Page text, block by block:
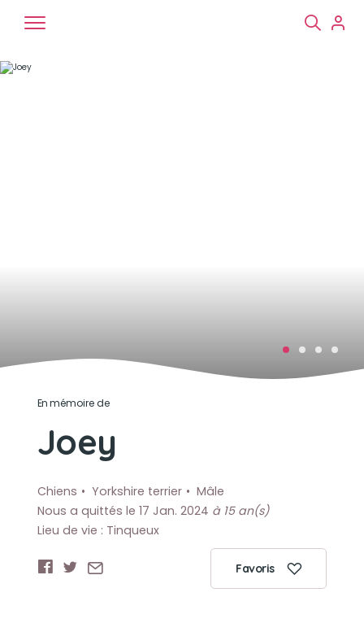
En mémoire de
Joey
Chiens Yorkshire terrier
Mâle
Nous a quittés le 17 Jan. 2024 à 15 an(s)
Lieu de vie : Tinqueux
Favoris